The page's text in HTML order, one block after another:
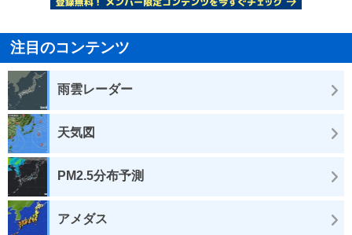
注目のコンテンツ
雨雲レーダー
天気図
PM2.5分布予測
アメダス